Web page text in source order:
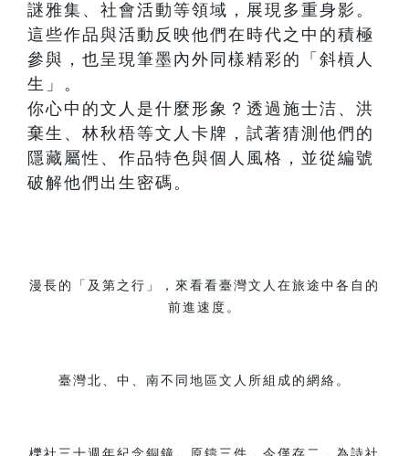
謎雅集、社會活動等領域，展現多重身影。
這些作品與活動反映他們在時代之中的積極
參與，也呈現筆墨內外同樣精彩的「斜槓人
生」。
你心中的文人是什麼形象？透過施士洁、洪
棄生、林秋梧等文人卡牌，試著猜測他們的
隱藏屬性、作品特色與個人風格，並從編號
破解他們出生密碼。
漫長的「及第之行」，來看看臺灣文人在旅途中各自的
前進速度。
臺灣北、中、南不同地區文人所組成的網絡。